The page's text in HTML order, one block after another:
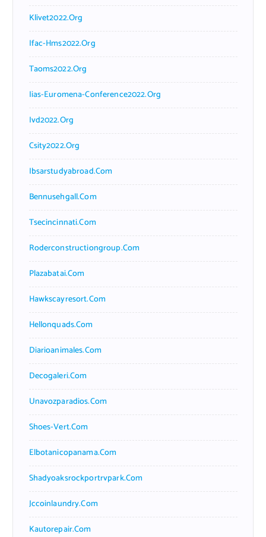
Klivet2022.org
Ifac-Hms2022.org
Taoms2022.org
Iias-Euromena-Conference2022.org
Ivd2022.org
Csity2022.org
Ibsarstudyabroad.com
Bennusehgall.com
Tsecincinnati.com
Roderconstructiongroup.com
Plazabatai.com
Hawkscayresort.com
Hellonquads.com
Diarioanimales.com
Decogaleri.com
Unavozparadios.com
Shoes-Vert.com
Elbotanicopanama.com
Shadyoaksrockportrvpark.com
Jccoinlaundry.com
Kautorepair.com